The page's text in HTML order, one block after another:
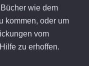
wie dem
kommen, oder um
vom
zu erhoffen.